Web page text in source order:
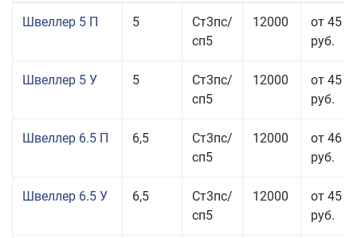
Швеллер 5 П 5
Ст3пс/
сп5
12000
от 45
руб.
Швеллер 5 У 5
Ст3пс/
сп5
12000
от 45
руб.
Швеллер 6.5 П 6,5
Ст3пс/
сп5
12000
от 46
руб.
Швеллер 6.5 У 6,5
Ст3пс/
сп5
12000
от 45
руб.